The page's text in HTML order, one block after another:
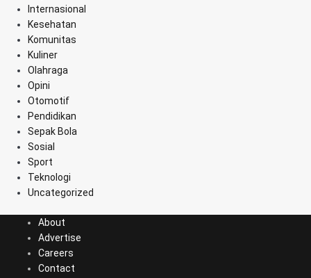
Internasional
Kesehatan
Komunitas
Kuliner
Olahraga
Opini
Otomotif
Pendidikan
Sepak Bola
Sosial
Sport
Teknologi
Uncategorized
About
Advertise
Careers
Contact